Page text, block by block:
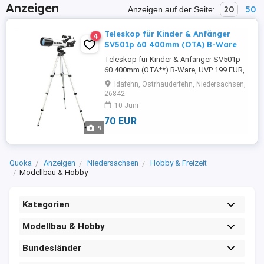
Anzeigen Anzeigen auf der Seite: 20 50
9
4
Teleskop für Kinder & Anfänger
SV501p 60 400mm (OTA) B-Ware
Teleskop für Kinder & Anfänger SV501p
60 400mm (OTA**) B-Ware, UVP 199 EUR,
60mm Öffnung 400mm Kinderteleskop,
Astronomie-Refraktor-Teleskop mit
Verstellbarem Stativ, für Land- und
Smartphone und Versand DE ACHTUNG -
PROBLEM, MIT DEM AKTUELLEN ...
Idafehn, Ostrhauderfehn, Niedersachsen,
26842
10 Juni
70 EUR
Quoka Anzeigen Niedersachsen
Hobby & Freizeit
Modellbau & Hobby
Kategorien
Modellbau & Hobby
Bundesländer